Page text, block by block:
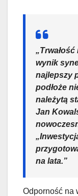
wynik
najlepszy
podłoże
należytą
Jan
na lata.”
Odporność na